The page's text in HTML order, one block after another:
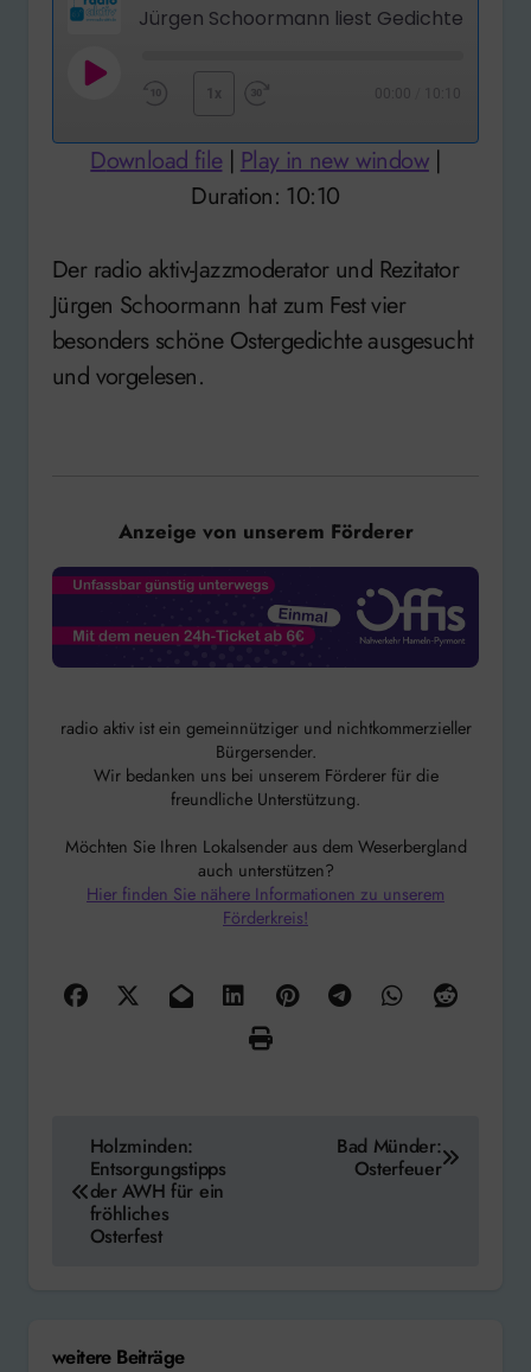
Play
10
Seconds
1x
Forward
Download file| Play in new window|
Duration: 10:10
Der radio aktiv-Jazzmoderator und Rezitator
Jürgen Schoormann hat zum Fest vier
besonders schöne Ostergedichte ausgesucht
und vorgelesen.
Anzeige von unserem Förderer
radio aktiv ist ein gemeinnütziger und nichtkommerzieller
Bürgersender.
Wir bedanken uns bei unserem Förderer für die
freundliche Unterstützung.
Möchten Sie Ihren Lokalsender aus dem Weserbergland
auch unterstützen?
Hier finden Sie nähere Informationen zu unserem
Förderkreis!
Beitragsnavigation
Holzminden:
Entsorgungstipps
der AWH für ein
fröhliches
Osterfest
Bad Münder:
Osterfeuer
weitere Beiträge